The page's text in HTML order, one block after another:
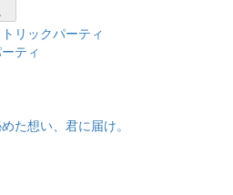
ティ
た想い、君に届け。